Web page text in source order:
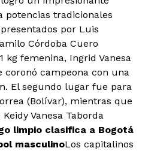
potencias tradicionales
por Luis
Córdoba Cuero
kg femenina, Ingrid Vanesa
coronó campeona con una
El segundo lugar fue para
(Bolívar), mientras que
Vanesa Taborda
limpio clasifica a Bogotá
masculinoLos capitalinos